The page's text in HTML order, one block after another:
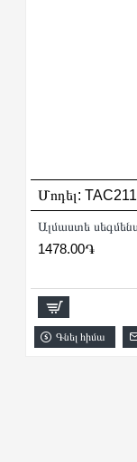
Մոդել:
1478.00֏
Գնել հիմա